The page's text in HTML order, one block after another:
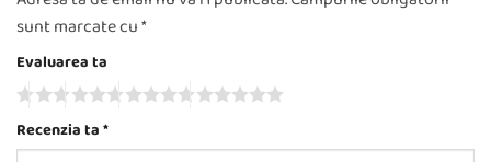
sunt marcate cu*
Evaluarea ta
Recenzia ta*